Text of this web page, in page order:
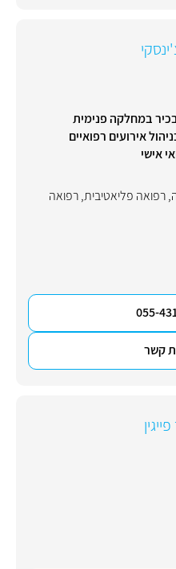
במחלקה פנימית
אירועים רפואיים
אישי
,רפואה פליאטיבית,רפואה
055-
קשר